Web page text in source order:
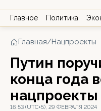
Главное Политика
Главная/Нацпроекты
Путин
конца года
нацпроекты
16:53 (UTC+5), 29 ФЕВРАЛЯ 2024